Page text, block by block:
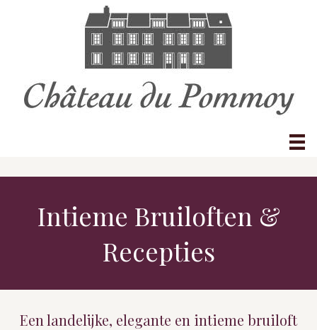
Intieme Bruiloften &
Recepties
Een landelijke, elegante en intieme bruiloft